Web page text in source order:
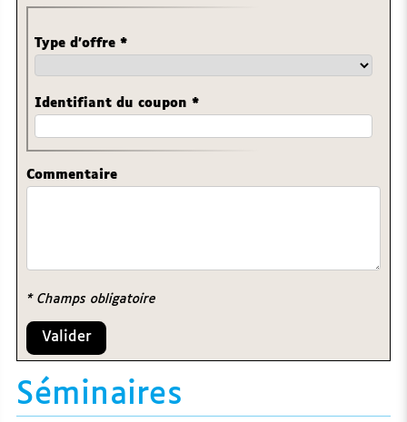
Type d'offre*
Identifiant du coupon*
Commentaire
* Champs obligatoire
Valider
Séminaires